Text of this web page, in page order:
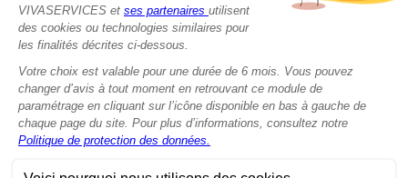
Nounou
Seniors
Handicaps
© 2015 - 2026VIVASERVICES
Modifier vos préférences en matière de cookies